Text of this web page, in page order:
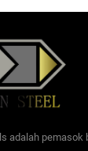
adalah pemasok